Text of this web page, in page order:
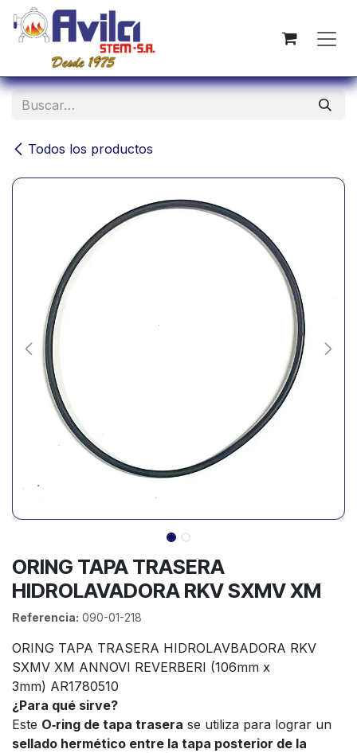
Ir al contenido
Todos los productos
ORING TAPA TRASERA
HIDROLAVADORA RKV SXMV XM
Referencia: 090-01-218
ORING TAPA TRASERA HIDROLAVBADORA RKV
SXMV XM ANNOVI REVERBERI (106mm x
3mm) AR1780510
¿Para qué sirve?
Este O‑ring de tapa trasera se utiliza para lograr un
sellado hermético entre la tapa posterior de la